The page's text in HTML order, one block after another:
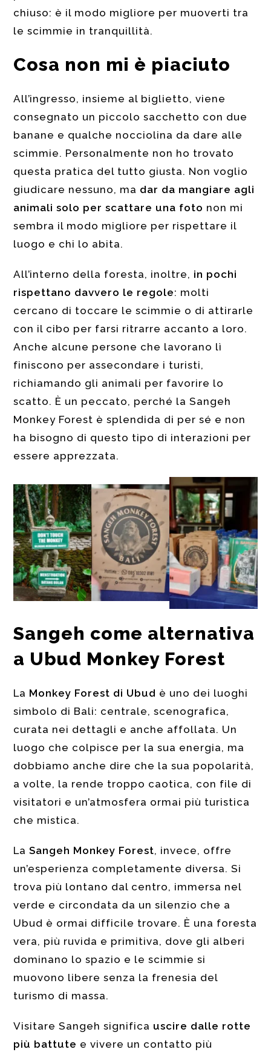
chiuso: è il modo migliore per muoverti tra
le scimmie in tranquillità.
Cosa non mi è piaciuto
All’ingresso, insieme al biglietto, viene
consegnato un piccolo sacchetto con due
banane e qualche nocciolina da dare alle
scimmie. Personalmente non ho trovato
questa pratica del tutto giusta. Non voglio
giudicare nessuno, ma dar da mangiare agli
animali solo per scattare una foto non mi
sembra il modo migliore per rispettare il
luogo e chi lo abita.
All’interno della foresta, inoltre, in pochi
rispettano davvero le regole: molti
cercano di toccare le scimmie o di attirarle
con il cibo per farsi ritrarre accanto a loro.
Anche alcune persone che lavorano lì
finiscono per assecondare i turisti,
richiamando gli animali per favorire lo
scatto. È un peccato, perché la Sangeh
Monkey Forest è splendida di per sé e non
ha bisogno di questo tipo di interazioni per
essere apprezzata.
Sangeh come alternativa
a Ubud Monkey Forest
La Monkey Forest di Ubud è uno dei luoghi
simbolo di Bali: centrale, scenografica,
curata nei dettagli e anche affollata. Un
luogo che colpisce per la sua energia, ma
dobbiamo anche dire che la sua popolarità,
a volte, la rende troppo caotica, con file di
visitatori e un’atmosfera ormai più turistica
che mistica.
LaSangeh Monkey Forest, invece, offre
un’esperienza completamente diversa. Si
trova più lontano dal centro, immersa nel
verde e circondata da un silenzio che a
Ubud è ormai difficile trovare. È una foresta
vera, più ruvida e primitiva, dove gli alberi
dominano lo spazio e le scimmie si
muovono libere senza la frenesia del
turismo di massa.
Visitare Sangeh significa uscire dalle rotte
più battute e vivere un contatto più